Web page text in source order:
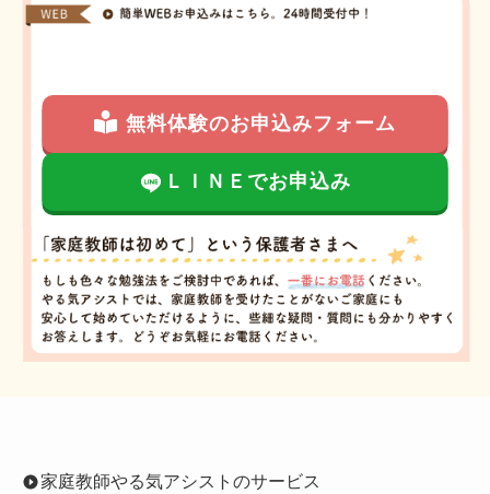
無料体験のお申込みフォーム
ＬＩＮＥでお申込み
家庭教師やる気アシストのサービス